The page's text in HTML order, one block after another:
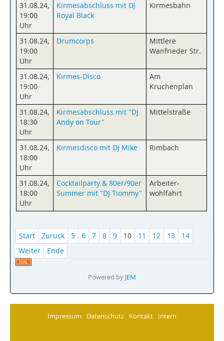
31.08.24,
19:00
Uhr
Kirmesabschluss mit DJ
Royal Black
Kirmesbahn
31.08.24,
19:00
Uhr
Drumcorps
Mittlere
Wanfrieder Str.
31.08.24,
19:00
Uhr
Kirmes-Disco
Am
Kruchenplan
31.08.24,
18:30
Uhr
Kirmesabschluss mit "DJ
Andy on Tour"
Mittelstraße
31.08.24,
18:00
Uhr
Kirmesdisco mit DJ Mike Rimbach
31.08.24,
18:00
Uhr
Cocktailparty & 80er/90er
Summer mit "DJ Tiommy"
Arbeiter­
wohlfahrt
Start Zurück 5 6 7 8 9 10 11 12 13
14
Weiter
Ende
Powered by JEM
Impressum Datenschutz Kontakt Intern